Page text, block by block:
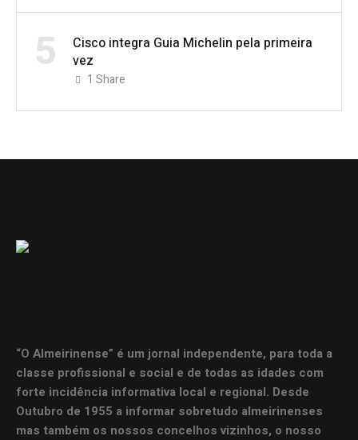
5
Cisco integra Guia Michelin pela primeira
vez
1 Share
“O Almeirinense” é um jornal independente, para toda a
classe profissional e social e de todas as idades com
forte incidência informativa local e regional. Desde
Outubro de 1955 a informar sobretudo almeirinenses
mas também os nossos concelhos vizinhos, o nosso